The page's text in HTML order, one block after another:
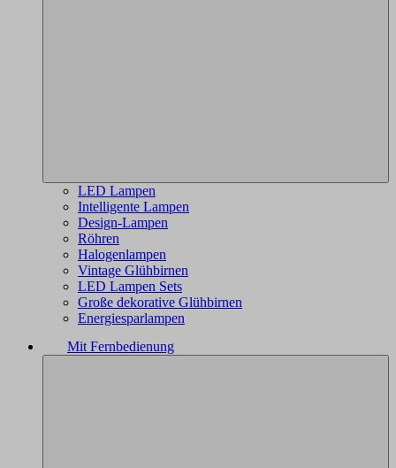
LED Lampen
Intelligente Lampen
Design-Lampen
Röhren
Halogenlampen
Vintage Glühbirnen
LED Lampen Sets
Große dekorative Glühbirnen
Energiesparlampen
Mit Fernbedienung